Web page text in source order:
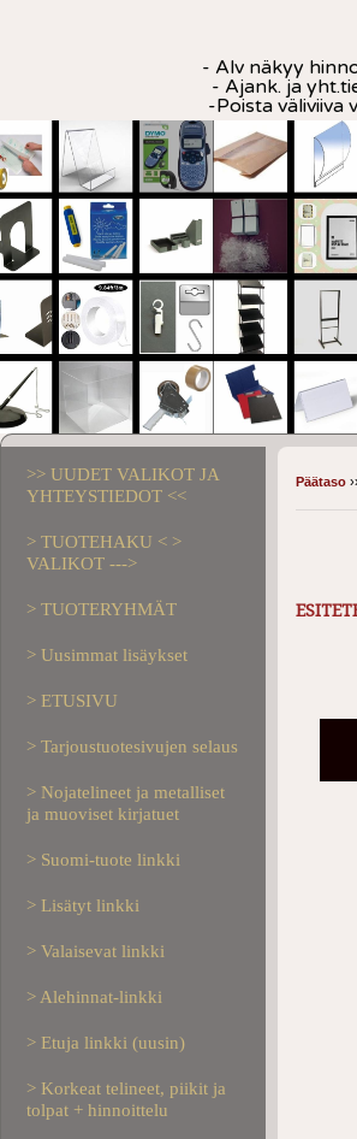
- Alv näkyy
- Ajank. ja
-Poista väliviiva
Päätaso
>> UUDET VALIKOT JA
YHTEYSTIEDOT <<
> TUOTEHAKU < >
VALIKOT --->
> TUOTERYHMÄT
> Uusimmat lisäykset
> ETUSIVU
> Tarjoustuotesivujen selaus
> Nojatelineet ja metalliset
ja muoviset kirjatuet
> Suomi-tuote linkki
> Lisätyt linkki
> Valaisevat linkki
> Alehinnat-linkki
> Etuja linkki (uusin)
> Korkeat telineet, piikit ja
tolpat + hinnoittelu